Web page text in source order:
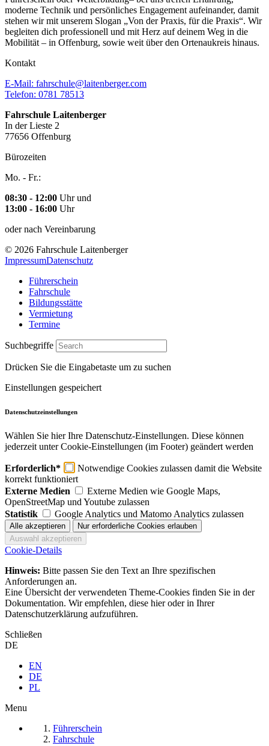
moderne Technik und persönliches Engagement aufeinander, damit
stehen wir mit unserem Slogan „Von der Praxis, für die Praxis“. Wir
begleiten dich professionell und mit Herz auf deinem Weg in die
Mobilität – in Offenburg, sowie weit über den Ortenaukreis hinaus.
Kontakt
E-Mail: fahrschule@laitenberger.com
Telefon: 0781 78513
Fahrschule Laitenberger
In der Lieste 2
77656 Offenburg
Bürozeiten
Mo. - Fr.:
08:30 - 12:00 Uhr und
13:00 - 16:00 Uhr
oder nach Vereinbarung
© 2026 Fahrschule Laitenberger
ImpressumDatenschutz
Führerschein
Fahrschule
Bildungsstätte
Vermietung
Termine
Suchbegriffe
Drücken Sie die Eingabetaste um zu suchen
Einstellungen gespeichert
Datenschutzeinstellungen
Wählen Sie hier Ihre Datenschutz-Einstellungen. Diese können
jederzeit unter Cookie-Einstellungen (im Footer) geändert werden
Erforderlich*
Notwendige Cookies zulassen damit die Website
korrekt funktioniert
Externe Medien
Externe Medien wie Google Maps,
OpenStreetMap und Youtube zulassen
Statistik
Google Analytics und Matomo Analytics zulassen
Cookie-Details
Hinweis: Bitte passen Sie den Text an Ihre spezifischen
Anforderungen an.
Eine Übersicht der verwendeten Theme-Cookies finden Sie in der
Dokumentation. Wir empfehlen, diese hier oder in Ihrer
Datenschutzerklärung aufzuführen.
Schließen
DE
EN
DE
PL
Menu
Führerschein
Fahrschule